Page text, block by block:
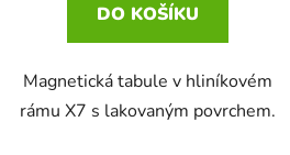
DO KOŠÍKU
Magnetická tabule v hliníkovém
rámu X7 s lakovaným povrchem.